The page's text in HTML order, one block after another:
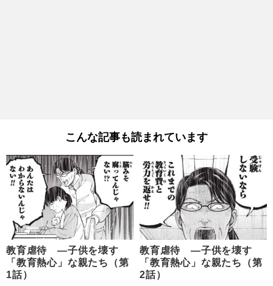
こんな記事も読まれています
教育虐待 ―子供を壊す
「教育熱心」な親たち（第
1話）
教育虐待 ―子供を壊す
「教育熱心」な親たち（第
2話）